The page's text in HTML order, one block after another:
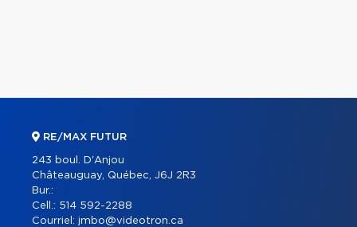
RE/MAX FUTUR
243 boul. D'Anjou
Châteauguay, Québec, J6J 2R3
Bur.:
Cell.: 514 592-2288
Courriel: jmbo@videotron.ca